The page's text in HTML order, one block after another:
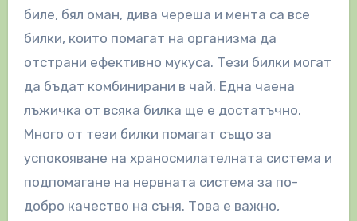
биле, бял оман, дива череша и мента са все
билки, които помагат на организма да
отстрани ефективно мукуса. Тези билки могат
да бъдат комбинирани в чай. Една чаена
лъжичка от всяка билка ще е достатъчно.
Много от тези билки помагат също за
успокояване на храносмилателната система и
подпомагане на нервната система за по-
добро качество на съня. Това е важно,